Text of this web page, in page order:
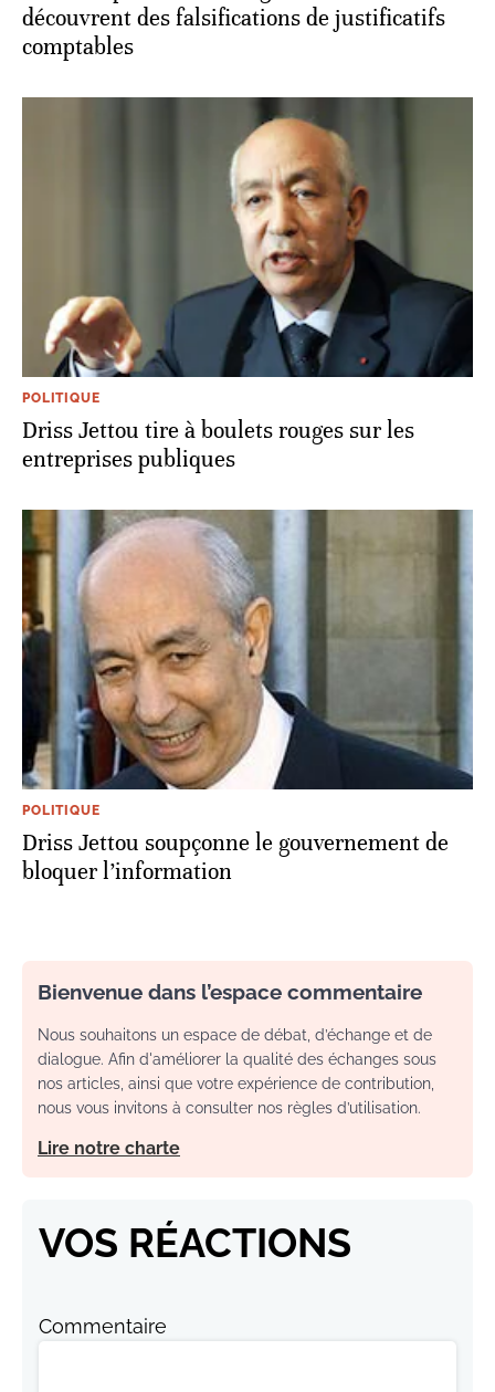
découvrent des falsifications de justificatifs
comptables
POLITIQUE
Driss Jettou tire à boulets rouges sur les
entreprises publiques
POLITIQUE
Driss Jettou soupçonne le gouvernement de
bloquer l’information
Bienvenue dans l’espace commentaire
Nous souhaitons un espace de débat, d’échange et de
dialogue. Afin d'améliorer la qualité des échanges sous
nos articles, ainsi que votre expérience de contribution,
nous vous invitons à consulter nos règles d’utilisation.
Lire notre charte
VOS RÉACTIONS
Commentaire